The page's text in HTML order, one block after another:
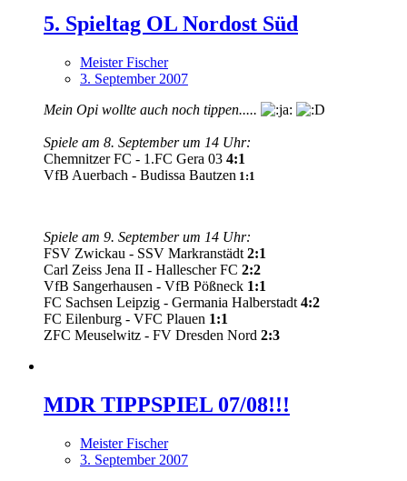
5. Spieltag OL Nordost Süd
Meister Fischer
3. September 2007
Mein Opi wollte auch noch tippen.....
Spiele am 8. September um 14 Uhr:
Chemnitzer FC - 1.FC Gera 03 4:1
VfB Auerbach - Budissa Bautzen 1:1
Spiele am 9. September um 14 Uhr:
FSV Zwickau - SSV Markranstädt 2:1
Carl Zeiss Jena II - Hallescher FC 2:2
VfB Sangerhausen - VfB Pößneck 1:1
FC Sachsen Leipzig - Germania Halberstadt 4:2
FC Eilenburg - VFC Plauen 1:1
ZFC Meuselwitz - FV Dresden Nord 2:3
MDR TIPPSPIEL 07/08!!!
Meister Fischer
3. September 2007